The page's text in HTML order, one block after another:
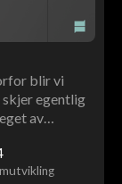
blir vi
skjer egentlig
av
Syvertsen